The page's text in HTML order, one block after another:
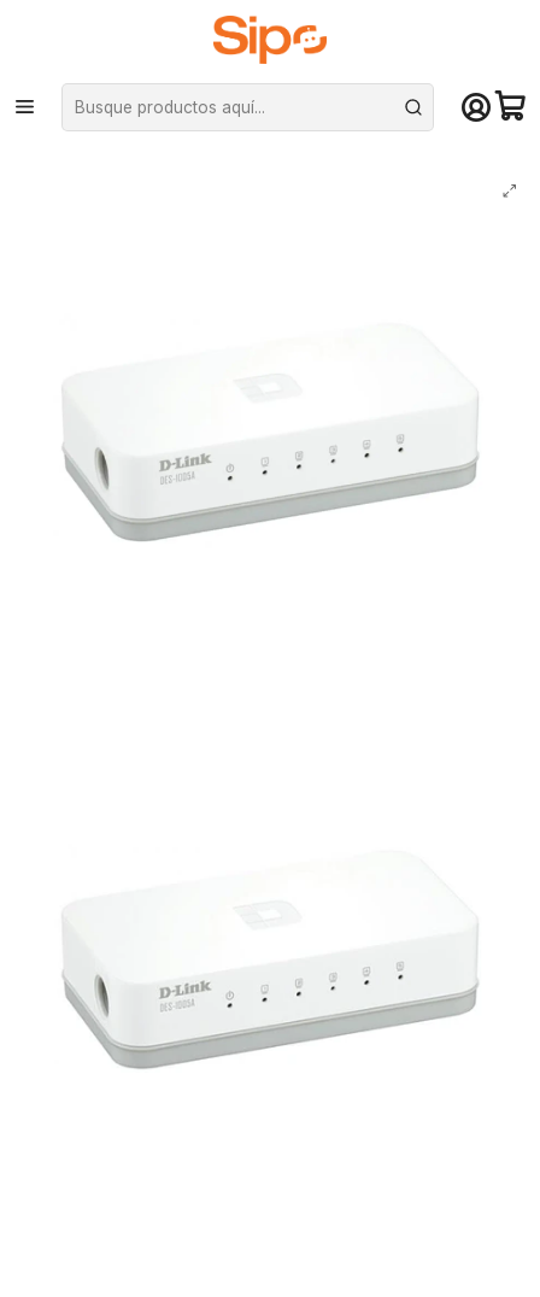
¡Compra hasta mediodía y recibe hoy! De lunes a sábado en el gran
Santiago. Envío gratis desde $29.990
Inicio Redes y conectividad Routers
Switch D-Link DES-1005A 5 puertos Fast Ethernet 10/100 Mbps